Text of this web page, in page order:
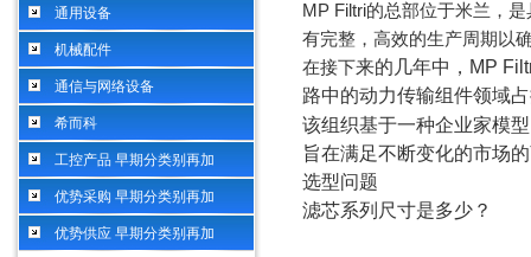
通用设备
机械配件
通信与网络设备
希而科
工控产品 早期分类别再加
优势采购 早期分类别再加
优势供应 早期分类别再加
MP Filtri的总部位于米兰，
有完整，高效的生产周期以
在接下来的几年中， MP
路中的动力传输组件领域
该组织基于一种企业家模
旨在满足不断变化的市场
选型问题
滤芯系列尺寸是多少？